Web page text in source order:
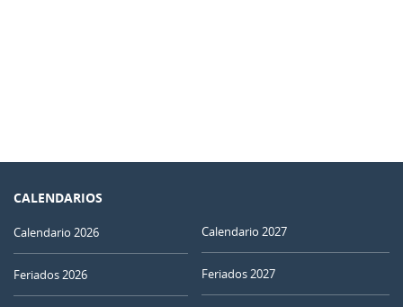
CALENDARIOS
Calendario 2026
Feriados 2026
Calendario 2027
Feriados 2027